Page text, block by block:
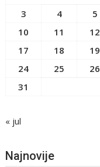
3
4 5
10
11 12
17
18 19
24
25 26
31
« jul
Najnovije